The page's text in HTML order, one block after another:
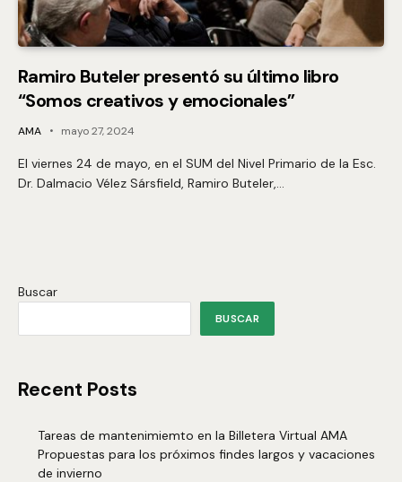
Ramiro Buteler presentó su último libro
“Somos creativos y emocionales”
AMA mayo 27, 2024
El viernes 24 de mayo, en el SUM del Nivel Primario de la Esc.
Dr. Dalmacio Vélez Sársfield, Ramiro Buteler,…
Buscar
BUSCAR
Recent Posts
Tareas de mantenimiemto en la Billetera Virtual AMA
Propuestas para los próximos findes largos y vacaciones
de invierno